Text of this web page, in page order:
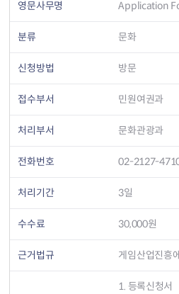
영문사무명 Application
분류 문화
신청방법 방문
접수부서 민원여권과
처리부서 문화관광과
전화번호 02-2127-
처리기간 3일
수수료 30,000원
근거법규 게임산업진흥
1. 등록신청서